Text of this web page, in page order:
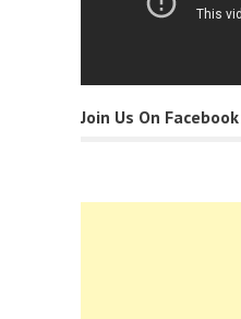
Join Us On Facebook